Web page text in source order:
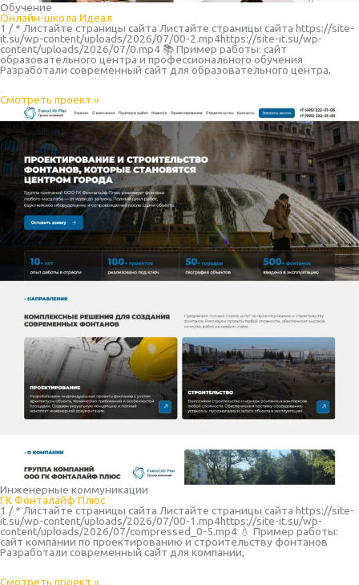
Обучение
Онлайн-школа Идеал
1 / * Листайте страницы сайта Листайте страницы сайта https://site-
it.su/wp-content/uploads/2026/07/00-2.mp4https://site-it.su/wp-
content/uploads/2026/07/0.mp4 📚 Пример работы: сайт
образовательного центра и профессионального обучения
Разработали современный сайт для образовательного центра,
Смотреть проект »
Инженерные коммуникации
ГК Фонталайф Плюс
1 / * Листайте страницы сайта Листайте страницы сайта https://site-
it.su/wp-content/uploads/2026/07/00-1.mp4https://site-it.su/wp-
content/uploads/2026/07/compressed_0-5.mp4 💧 Пример работы:
сайт компании по проектированию и строительству фонтанов
Разработали современный сайт для компании,
Смотреть проект »